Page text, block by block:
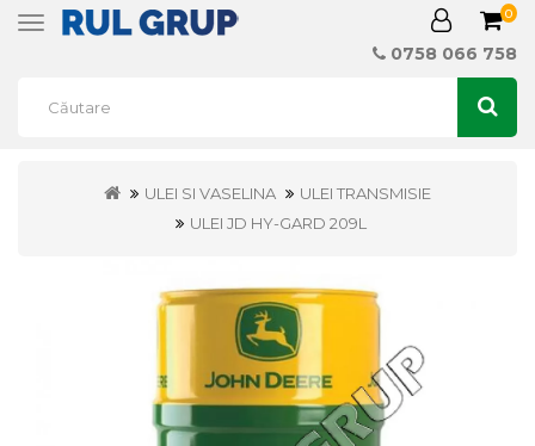
Toggle
0
0758 066 758
ULEI SI VASELINA
ULEI TRANSMISIE
ULEI JD HY-GARD 209L